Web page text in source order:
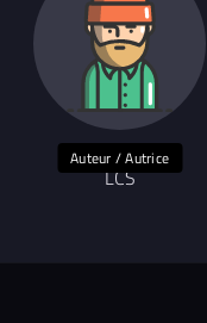
Auteur / Autrice
LCS